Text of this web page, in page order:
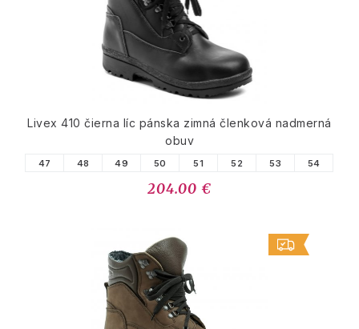
Livex 410 čierna líc pánska zimná členková nadmerná
obuv
47 48 49 50 51 52 53 54
204.00 €